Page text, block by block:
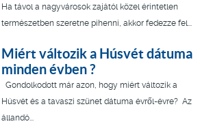
Ha távol a nagyvárosok zajától közel érintetlen
természetben szeretne pihenni, akkor fedezze fel...
Miért változik a Húsvét dátuma
minden évben ?
Gondolkodott már azon, hogy miért változik a
Húsvét és a tavaszi szünet dátuma évről-évre? Az
állandó...